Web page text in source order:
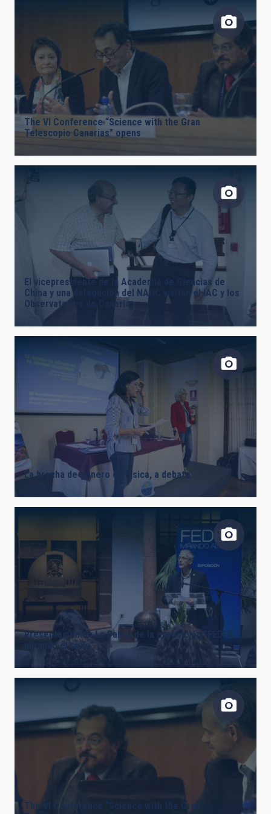
The VI Conference “Science with the Gran
Telescopio Canarias” opens
El vicepresidente de la Academia de Ciencias de
China y una delegación del NAOC visitan el IAC y los
Observatorios de Canarias
La brecha de género en Física, a debate
Presentación en La Palma de la exposición “FEDER,
mirando el cielo”
The VI Conference “Science with the Gran